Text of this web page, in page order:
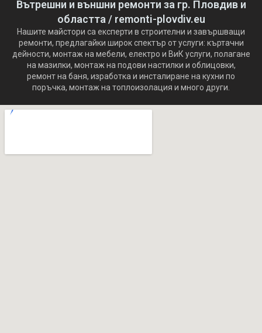
Вътрешни и външни ремонти за гр. Пловдив и
областта / remonti-plovdiv.eu
Нашите майстори са експерти в строителни и завършващи
ремонти, предлагайки широк спектър от услуги: къртачни
дейности, монтаж на мебели, електро и ВиК услуги, полагане
на мазилки, монтаж на подови настилки и облицовки,
ремонт на баня, изработка и инсталиране на кухни по
поръчка, монтаж на топлоизолация и много други.